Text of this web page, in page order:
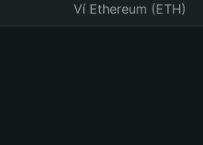
Ví Ethereum (ETH)